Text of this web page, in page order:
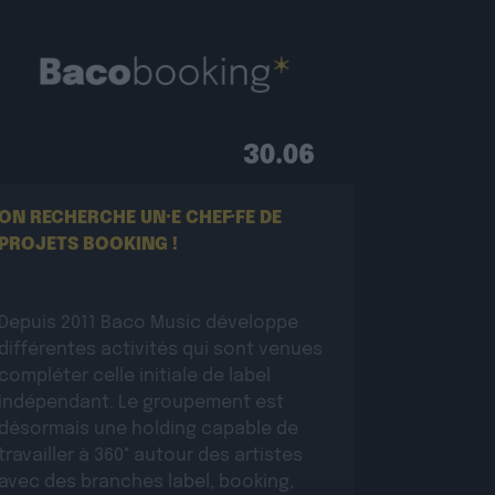
30.06
RECHERCHE UN·E CHEF·FE DE
PROJETS BOOKING !
Depuis 2011 Baco Music développe
différentes activités qui sont venues
compléter celle initiale de label
indépendant. Le groupement est
désormais une holding capable de
travailler à 360° autour des artistes
avec des branches label, booking,